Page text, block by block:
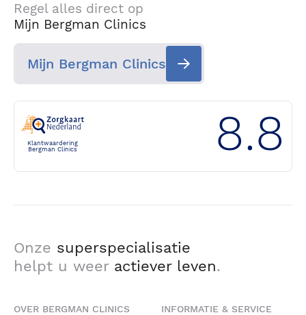
Regel alles direct op
Mijn Bergman Clinics
Mijn Bergman Clinics
Klantwaardering
Bergman Clinics
8.8
Onze superspecialisatie
helpt u weer actiever leven.
OVER BERGMAN CLINICS INFORMATIE & SERVICE